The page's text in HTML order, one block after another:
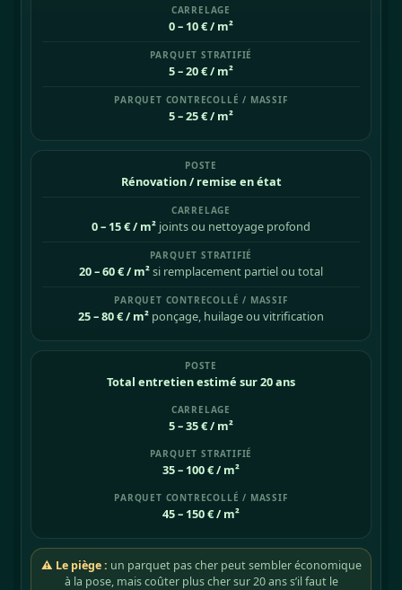
0 – 10 € / m²
5 – 20 € / m²
5 – 25 € / m²
Rénovation / remise en état
0 – 15 € / m² joints ou nettoyage profond
20 – 60 € / m²si remplacement partiel ou total
25 – 80 € / m² ponçage, huilage ou vitrification
Total entretien estimé sur 20 ans
5 – 35 € / m²
35 – 100 € / m²
45 – 150 € / m²
⚠ Le piège : un parquet pas cher peut sembler économique
à la pose, mais coûter plus cher sur 20 ans s’il faut le